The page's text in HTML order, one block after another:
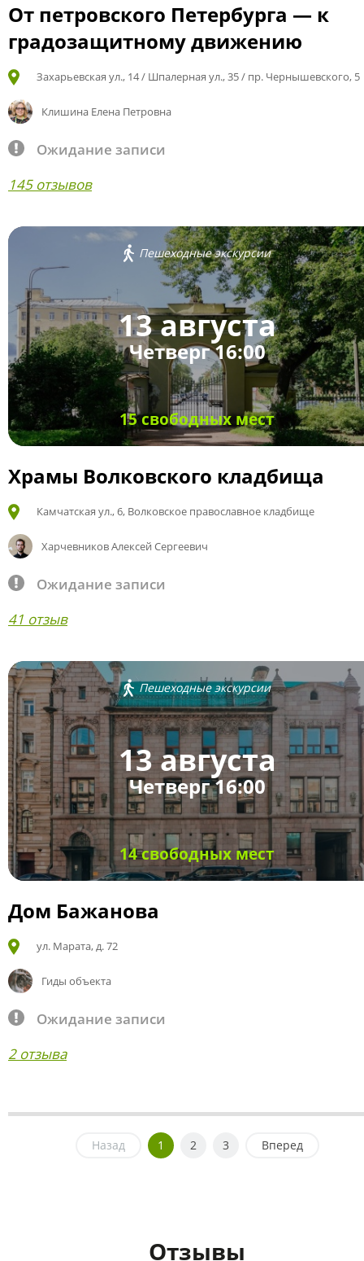
От петровского Петербурга — к
градозащитному движению
Захарьевская ул., 14 / Шпалерная ул., 35 / пр. Чернышевского, 5
Клишина Елена Петровна
Ожидание записи
145 отзывов
Пешеходные экскурсии
13 августа
Четверг 16:00
15 свободных мест
Храмы Волковского кладбища
Камчатская ул., 6, Волковское православное кладбище
Харчевников Алексей Сергеевич
Ожидание записи
41 отзыв
Пешеходные экскурсии
13 августа
Четверг 16:00
14 свободных мест
Дом Бажанова
ул. Марата, д. 72
Гиды объекта
Ожидание записи
2 отзыва
Назад 1 2 3 Вперед
Отзывы